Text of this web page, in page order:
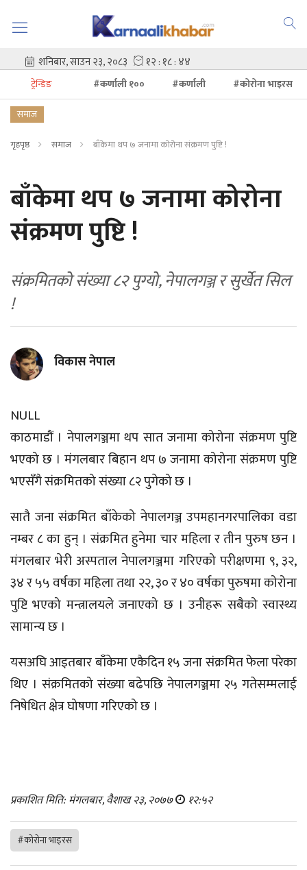
ट्रेन्डिङ #कर्णाली १०० #कर्णाली
#कोरोना भाइरस
समाज
गृहपृष्ठ समाज बाँकेमा थप ७ जनामा कोरोना संक्रमण पुष्टि !
बाँकेमा थप ७ जनामा कोरोना
संक्रमण पुष्टि !
संक्रमितको संख्या ८२ पुग्यो, नेपालगञ्ज र सुर्खेत सिल
!
विकास नेपाल
NULL
काठमाडौं । नेपालगञ्जमा थप सात जनामा कोरोना संक्रमण पुष्टि
भएको छ । मंगलबार बिहान थप ७ जनामा कोरोना संक्रमण पुष्टि
भएसँगै संक्रमितको संख्या ८२ पुगेको छ ।
सातै जना संक्रमित बाँकेको नेपालगञ्ज उपमहानगरपालिका वडा
नम्बर ८ का हुन् । संक्रमित हुनेमा चार महिला र तीन पुरुष छन ।
मंगलबार भेरी अस्पताल नेपालगञ्जमा गरिएको परीक्षणमा ९, ३२,
३४ र ५५ वर्षका महिला तथा २२, ३० र ४० वर्षका पुरुषमा कोरोना
पुष्टि भएको मन्त्रालयले जनाएको छ । उनीहरू सबैको स्वास्थ्य
सामान्य छ ।
यसअघि आइतबार बाँकेमा एकैदिन १५ जना संक्रमित फेला परेका
थिए । संक्रमितको संख्या बढेपछि नेपालगञ्जमा २५ गतेसम्मलाई
निषेधित क्षेत्र घोषणा गरिएको छ ।
प्रकाशित मिति: मंगलबार, वैशाख २३, २०७७ १२:५२
#कोरोना भाइरस